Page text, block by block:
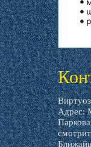
Адрес: